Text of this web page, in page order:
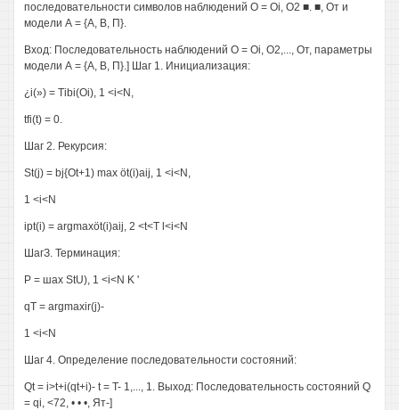
последовательности символов наблюдений О = Oi, О2 ■. ■, От и
модели А = {А, В, П}.
Вход: Последовательность наблюдений О = Oi, О2,..., От, параметры
модели А = {А, В, П}.] Шаг 1. Инициализация:
¿i(») = Tibi(Oi), 1 <i<N,
tfi(t) = 0.
Шаг 2. Рекурсия:
St(j) = bj{Ot+1) max öt(i)aij, 1 <i<N,
1 <i<N
ipt(i) = argmaxöt(i)aij, 2 <t<T l<i<N
ШагЗ. Терминация:
P = шах StU), 1 <i<N K '
qT = argmaxir(j)-
1 <i<N
Шаг 4. Определение последовательности состояний:
Qt = i>t+i(qt+i)- t = T- 1,..., 1. Выход: Последовательность состояний Q
= qi, <72, • • •, Ят-]